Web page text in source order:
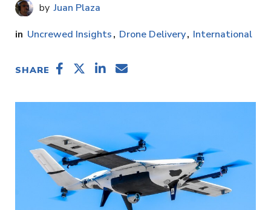
Juan Plaza
Uncrewed Insights
Drone Delivery International
SHARE